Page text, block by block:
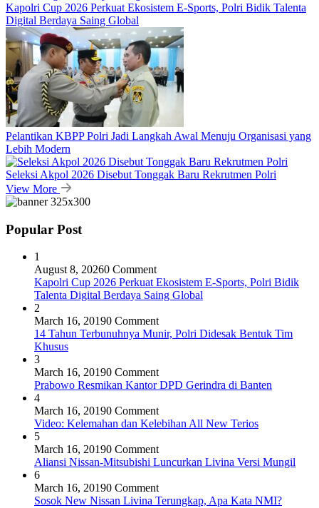
Kapolri Cup 2026 Perkuat Ekosistem E-Sports, Polri Bidik Talenta
Digital Berdaya Saing Global
Pelantikan KBPP Polri Jadi Langkah Awal Menuju Organisasi yang
Lebih Modern
Seleksi Akpol 2026 Disebut Tonggak Baru Rekrutmen Polri
View More
Popular Post
1
August 8, 20260 Comment
Kapolri Cup 2026 Perkuat Ekosistem E-Sports, Polri Bidik
Talenta Digital Berdaya Saing Global
2
March 16, 20190 Comment
14 Tahun Terbunuhnya Munir, Polri Didesak Bentuk Tim
Khusus
3
March 16, 20190 Comment
Prabowo Resmikan Kantor DPD Gerindra di Banten
4
March 16, 20190 Comment
Video: Kelemahan dan Kelebihan All New Terios
5
March 16, 20190 Comment
Aliansi Nissan-Mitsubishi Luncurkan Livina Versi Mungil
6
March 16, 20190 Comment
Sosok New Nissan Livina Terungkap, Apa Kata NMI?